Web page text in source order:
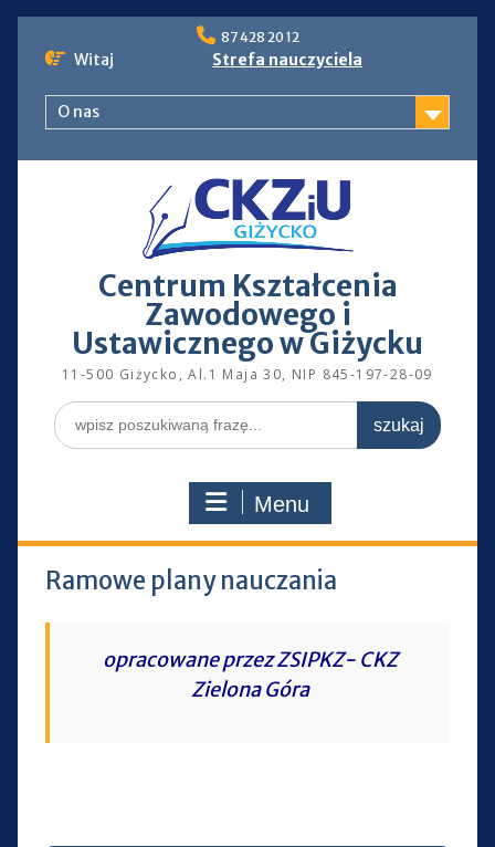
to
87 428 20 12
Witaj Strefa nauczyciela
O nas
Centrum Kształcenia
Zawodowego i
Ustawicznego w Giżycku
11-500 Giżycko, Al.1 Maja 30, NIP 845-197-28-09
Search
for:
Menu
Ramowe plany nauczania
opracowane przez ZSIPKZ- CKZ
Zielona Góra